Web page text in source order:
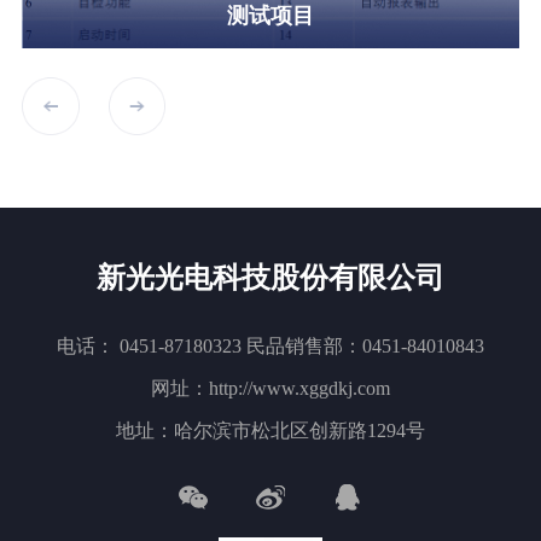
测试项目
新光光电科技股份有限公司
电话： 0451-87180323 民品销售部：0451-84010843
网址：http://www.xggdkj.com
地址：哈尔滨市松北区创新路1294号